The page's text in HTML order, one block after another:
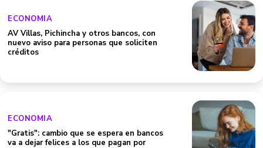
ECONOMIA
AV Villas, Pichincha y otros bancos, con
nuevo aviso para personas que soliciten
créditos
ECONOMIA
"Gratis": cambio que se espera en bancos
va a dejar felices a los que pagan por